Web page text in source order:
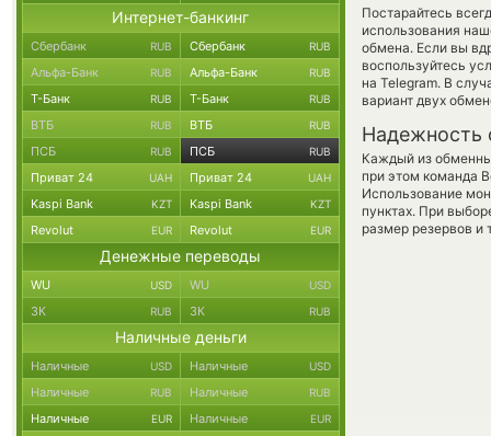
Постарайтесь
использования
обмена. Если вы
воспользуйтесь
на Telegram. В
вариант двух
Надежность
Каждый из
при этом команда
Использование
пунктах. При
размер резервов и
Интернет-банкинг
Сбербанк RUB Сбербанк RUB
Альфа-Банк RUB Альфа-Банк RUB
Т-Банк RUB Т-Банк RUB
ВТБ RUB ВТБ RUB
ПСБ RUB ПСБ RUB
Приват 24 UAH Приват 24 UAH
Kaspi Bank KZT Kaspi Bank KZT
Revolut EUR Revolut EUR
Денежные переводы
WU USD WU USD
ЗК RUB ЗК RUB
Наличные деньги
Наличные USD Наличные USD
Наличные RUB Наличные RUB
Наличные EUR Наличные EUR